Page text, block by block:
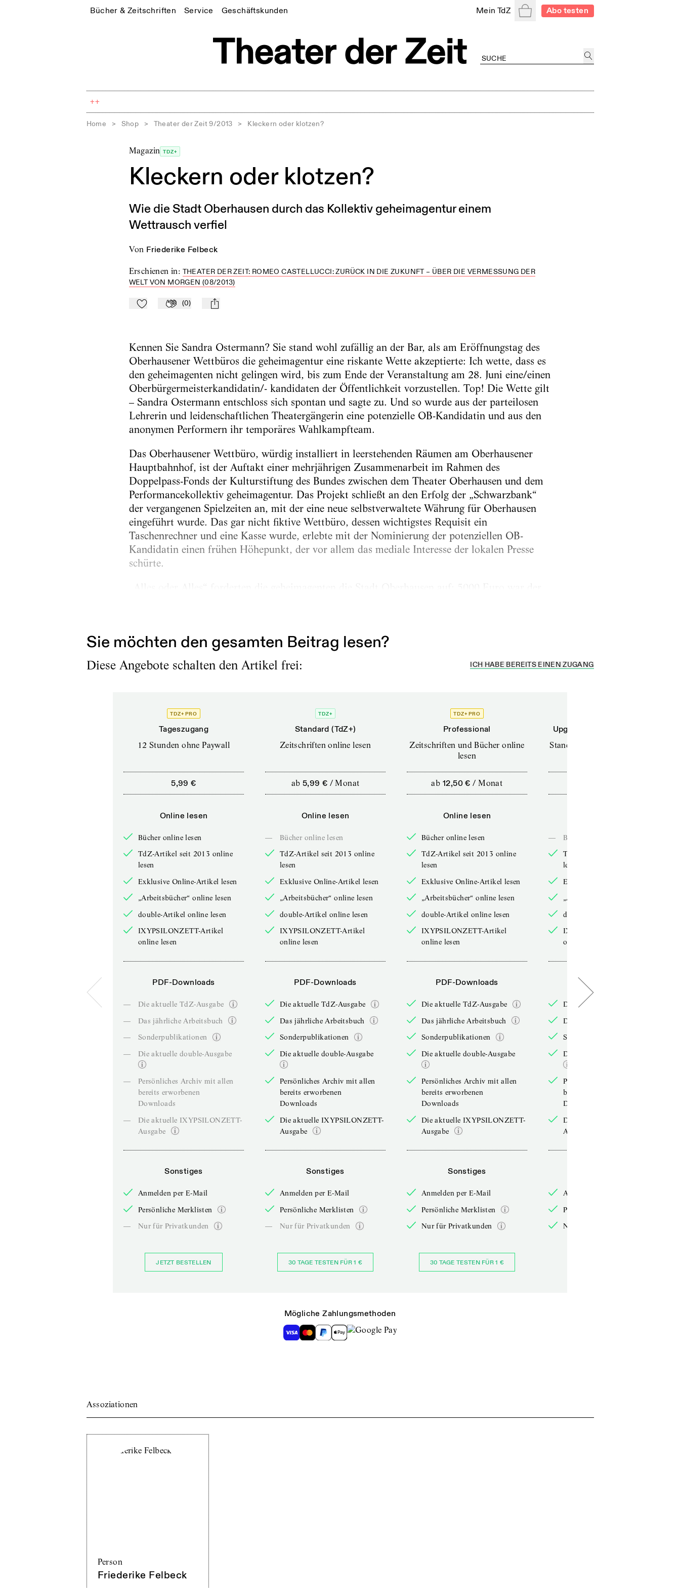
Bücher & Zeitschriften Service Geschäftskunden Mein TdZ WarenkorbAbo testen
++
Home > Shop > Theater der Zeit 9/2013 > Kleckern oder klotzen?
Magazin TDZ+
Kleckern oder klotzen?
Wie die Stadt Oberhausen durch das Kollektiv geheimagentur einem
Wettrausch verfiel
von Friederike Felbeck
Erschienen in: THEATER DER ZEIT: ROMEO CASTELLUCCI: ZURÜCK IN DIE ZUKUNFT – ÜBER DIE VERMESSUNG DER
WELT VON MORGEN (08/2013)
Zu Mein-TdZ hinzufügen
Applaudieren
(0) mail
Kennen Sie Sandra Ostermann? Sie stand wohl zufällig an der Bar, als am Eröffnungstag des
Oberhausener Wettbüros die geheimagentur eine riskante Wette akzeptierte: Ich wette, dass es
den geheimagenten nicht gelingen wird, bis zum Ende der Veranstaltung am 28. Juni eine/einen
Oberbürgermeisterkandidatin/- kandidaten der Öffentlichkeit vorzustellen. Top! Die Wette gilt
– Sandra Ostermann entschloss sich spontan und sagte zu. Und so wurde aus der parteilosen
Lehrerin und leidenschaftlichen Theatergängerin eine potenzielle OB-Kandidatin und aus den
anonymen Performern ihr temporäres Wahlkampfteam.
Das Oberhausener Wettbüro, würdig installiert in leerstehenden Räumen am Oberhausener
Hauptbahnhof, ist der Auftakt einer mehrjährigen Zusammenarbeit im Rahmen des
Doppelpass-Fonds der Kulturstiftung des Bundes zwischen dem Theater Oberhausen und dem
Performancekollektiv geheimagentur. Das Projekt schließt an den Erfolg der „Schwarzbank“
der vergangenen Spielzeiten an, mit der eine neue selbstverwaltete Währung für Oberhausen
eingeführt wurde. Das gar nicht fiktive Wettbüro, dessen wichtigstes Requisit ein
Taschenrechner und eine Kasse wurde, erlebte mit der Nominierung der potenziellen OB-
Kandidatin einen frühen Höhepunkt, der vor allem das mediale Interesse der lokalen Presse
schürte.
Sie möchten den gesamten Beitrag lesen?
Diese Angebote schalten den Artikel frei: ICH HABE BEREITS EINEN ZUGANG
TDZ+ PRO
Tageszugang
12 Stunden ohne Paywall
5,99 €
Online lesen
Bücher online lesen
TdZ-Artikel seit 2013 online
lesen
Exklusive Online-Artikel lesen
„Arbeitsbücher“ online lesen
double-Artikel online lesen
IXYPSILONZETT-Artikel
online lesen
PDF-Downloads
—
Die aktuelle TdZ-Ausgabe
—
Das jährliche Arbeitsbuch
—
Sonderpublikationen
—
Die aktuelle double-Ausgabe
—
Persönliches Archiv mit allen
bereits erworbenen
Downloads
—
Die aktuelle IXYPSILONZETT-
Ausgabe
Sonstiges
Anmelden per E-Mail
Persönliche Merklisten
—
Nur für Privatkunden
JETZT BESTELLEN
TDZ+
Standard (TdZ+)
Zeitschriften online lesen
ab 5,99 € /Monat
Online lesen
—
Bücher online lesen
TdZ-Artikel seit 2013 online
lesen
Exklusive Online-Artikel lesen
„Arbeitsbücher“ online lesen
double-Artikel online lesen
IXYPSILONZETT-Artikel
online lesen
PDF-Downloads
Die aktuelle TdZ-Ausgabe
Das jährliche Arbeitsbuch
Sonderpublikationen
Die aktuelle double-Ausgabe
Persönliches Archiv mit allen
bereits erworbenen
Downloads
Die aktuelle IXYPSILONZETT-
Ausgabe
Sonstiges
Anmelden per E-Mail
Persönliche Merklisten
—
Nur für Privatkunden
30 TAGE TESTEN FÜR 1 €
TDZ+ PRO
Professional
Zeitschriften und Bücher online
lesen
ab 12,50 € /Monat
Online lesen
Bücher online lesen
TdZ-Artikel seit 2013 online
lesen
Exklusive Online-Artikel lesen
„Arbeitsbücher“ online lesen
double-Artikel online lesen
IXYPSILONZETT-Artikel
online lesen
PDF-Downloads
Die aktuelle TdZ-Ausgabe
Das jährliche Arbeitsbuch
Sonderpublikationen
Die aktuelle double-Ausgabe
Persönliches Archiv mit allen
bereits erworbenen
Downloads
Die aktuelle IXYPSILONZETT-
Ausgabe
Sonstiges
Anmelden per E-Mail
Persönliche Merklisten
Nur für Privatkunden
30 TAGE TESTEN FÜR 1 €
Upgrade für Printabonnenten
Standard (TdZ+) – Zeitschriften
—
Bücher online lesen
TdZ-Artikel seit 2013 online
lesen
Exklusive Online-Artikel lesen
„Arbeitsbücher“ online lesen
double-Artikel online lesen
IXYPSILONZETT-Artikel
online lesen
PDF-Downloads
Die aktuelle TdZ-Ausgabe
Das jährliche Arbeitsbuch
Sonderpublikationen
Die aktuelle double-Ausgabe
Persönliches Archiv mit allen
bereits erworbenen
Downloads
Die aktuelle IXYPSILONZETT-
Ausgabe
Anmelden per E-Mail
Persönliche Merklisten
Nur für Privatkunden
Mögliche Zahlungsmethoden
Assoziationen
Person
Friederike Felbeck